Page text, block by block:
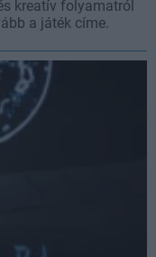
kreatív folyamatról
a játék címe.